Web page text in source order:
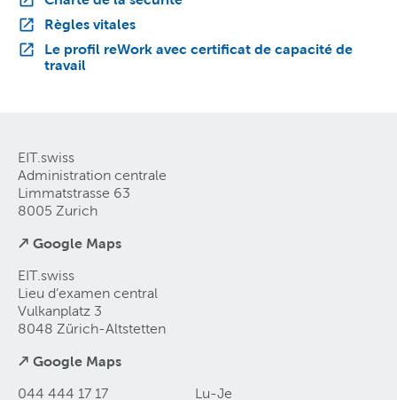
Règles vitales
Le profil reWork avec certificat de capacité de
travail
EIT.swiss
Administration centrale
Limmatstrasse 63
8005 Zurich
↗ Google Maps
EIT.swiss
Lieu d’examen central
Vulkanplatz 3
8048 Zürich-Altstetten
↗ Google Maps
044 444 17 17 Lu-Je